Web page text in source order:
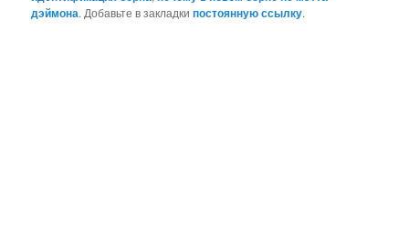
дэймона. Добавьте в закладкипостоянную ссылку.